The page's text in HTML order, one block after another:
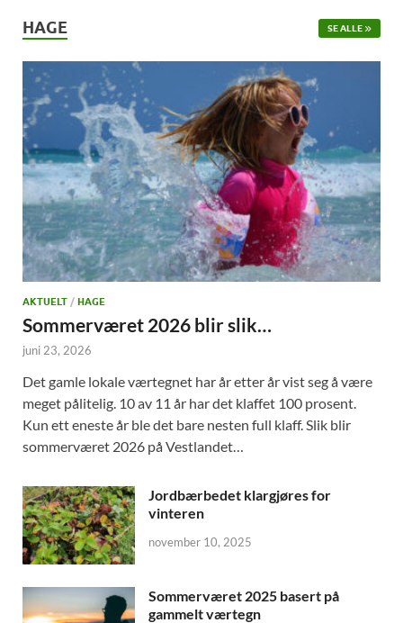
HAGE SE ALLE
AKTUELT / HAGE
Sommerværet 2026 blir slik…
juni 23, 2026
Det gamle lokale værtegnet har år etter år vist seg å være
meget pålitelig. 10 av 11 år har det klaffet 100 prosent.
Kun ett eneste år ble det bare nesten full klaff. Slik blir
sommerværet 2026 på Vestlandet…
Jordbærbedet klargjøres for
vinteren
november 10, 2025
Sommerværet 2025 basert på
gammelt værtegn